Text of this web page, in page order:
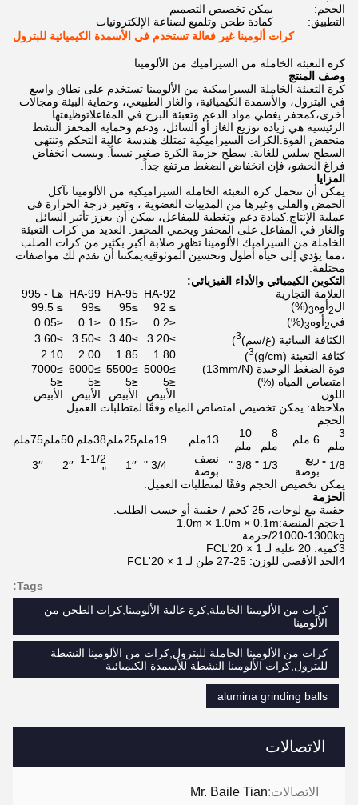
الاتصالات
الاتصالات:Mr. Baile Tian
الحجم:
يمكن تخصيص التصميم
التطبيق:
كمادة طحن وتلميع لصناعة الإلكترونيات
كرات ألومينا غير فعالة تستخدم في الأسمدة الكيميائية للبترول
كرة التعبئة الخاملة من السيراميك من الألومينا
وصف المنتج
كرة التعبئة الخاملة السيراميكية من الألومينا تستخدم على نطاق واسع
في البترول، والأسمدة الكيميائية، والغاز الطبيعي، وحماية البيئة ومجالات
أخرى،كمحفز يغطي مواد الدعم وتعبئة البرج في المفاعلاتوظيفتها
الرئيسية هي زيادة توزيع الغاز أو السائل، ودعم وحماية المحفز النشط
منخفض القوة.الكرات السيراميكية تمتلك هندسة عالية التحكم وتنتهي
السطح سلس للغاية. سطح حزمة الكرة صغير نسبياً. وبسبب انخفاض
فراغ الحشو، فإن انخفاض الضغط مرتفع جداً.
المزايا
يمكن أن تتحمل كرة التعبئة الخاملة السيراميكية من الألومينا تآكل
الحمض والقلي وغيرها من المذيبات العضوية ، وتغير درجة الحرارة في
عملية الإنتاج.كمادة دعم وتغطية للمفاعل، يمكن أن يعزز تأثير السائل
والغاز في المفاعل على المحفز ويحمي المحفز. العديد من كرات التعبئة
الخاملة من السيراميك الألومينا تظهر صلابة أكبر بكثير من كرات الصلب
،مما يؤدي إلى حياة أطول وتحسين الموثوقيةيمكننا أن نقدم لك مواصفات
مختلفة.
التكوين الكيميائي والأداء الفيزيائي:
العلامة التجارية
HA-92
HA-95
HA-99 هـا - 995
ال2أوه3
(%)
≥ 92
≥95
≥99
≥ 99.5
في2أوه3
(%)
≤0.2
≤0.15
≤0.1
≤0.05
الكثافة السائبة (غ/سم)3
)
≥3.20
≥3.40
≥3.50
≥3.60
كثافة التعبئة (g/cm)
3
)
1.80
1.85
2.00
2.10
قوة الضغط الوحيدة (13mm/N)
≥5000
≥5500
≥6000
≥7000
امتصاص المياه (%)
≤5
≤5
≤5
≤5
اللون
الأبيض الأبيض الأبيض
الأبيض
ملاحظة: يمكن تخصيص امتصاص المياه وفقًا لمتطلبات العميل.
الحجم
3
ملم
6 ملم
8
ملم
10
ملم
13ملم 19ملم 25ملم 38ملم 50ملم
75ملم
1/8 "
ربع
بوصة
1/3 "
3/8 "
نصف
بوصة
3/4 "
1′′
1-1/2
"
2′′
3′′
يمكن تخصيص الحجم وفقًا لمتطلبات العميل.
الحزمة
حقيبة مع لوحات، 25 كجم / حقيبة أو حسب الطلب.
1حجم المنصة:1.0m × 1.0m × 0.1m
21000-1300kg/حزمة
3كمية: 20 علبة لـ 1 × 20'FCL
4الحد الأقصى للوزن: 25-27 طن لـ 1 × 20'FCL
Tags:
كرات من الألومينا الخاملة,كرة عالية الألومينا,كرات الطحن من
الألومينا
كرات من الألومينا الخاملة للبترول,كرات من الألومينا النشطة
للبترول,كرات الألومينا النشطة للأسمدة الكيميائية
alumina grinding balls